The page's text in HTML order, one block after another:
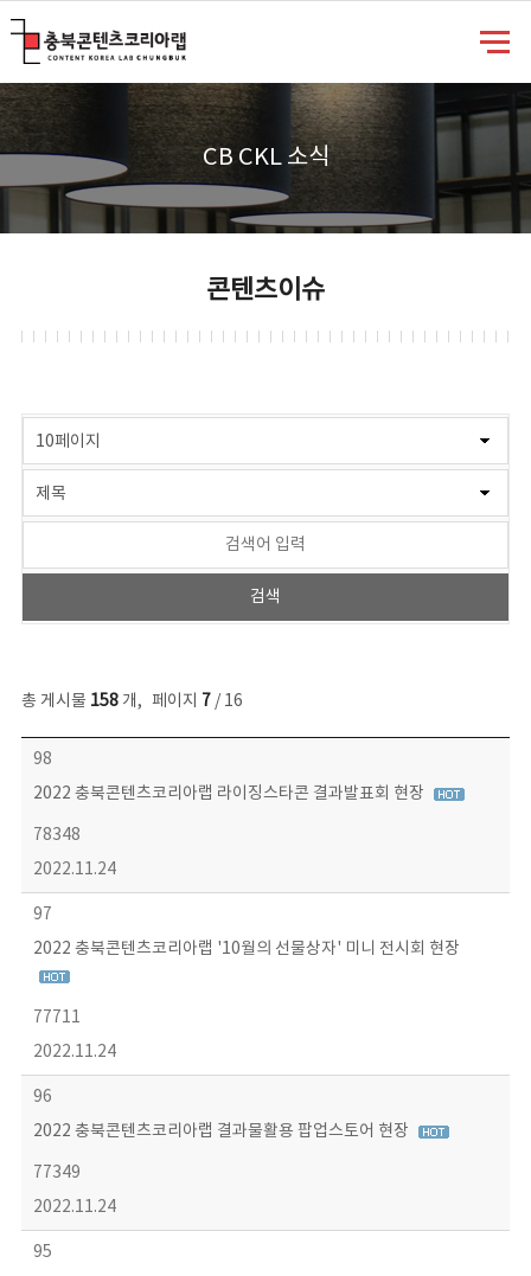
CB CKL 소식
콘텐츠이슈
총 게시물 158개, 페이지 7 / 16
콘텐츠이슈 목록 - 번호, 제목, 작성자, 파일, 조회수, 작성일 정보 제공
98
2022 충북콘텐츠코리아랩 라이징스타콘 결과발표회 현장
78348
2022.11.24
97
2022 충북콘텐츠코리아랩 '10월의 선물상자' 미니 전시회 현장
77711
2022.11.24
96
2022 충북콘텐츠코리아랩 결과물활용 팝업스토어 현장
77349
2022.11.24
95